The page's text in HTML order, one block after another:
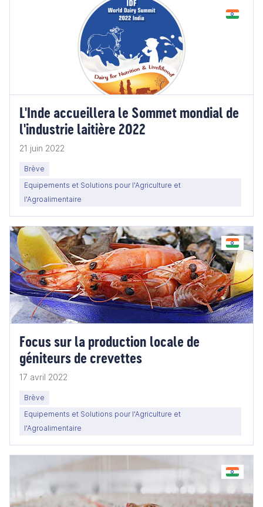
L'Inde accueillera le Sommet mondial de
l'industrie laitière 2022
21 juin 2022
Brève
Equipements et Solutions pour l'Agriculture et
l'Agroalimentaire
Focus sur la production locale de
géniteurs de crevettes
17 avril 2022
Brève
Equipements et Solutions pour l'Agriculture et
l'Agroalimentaire